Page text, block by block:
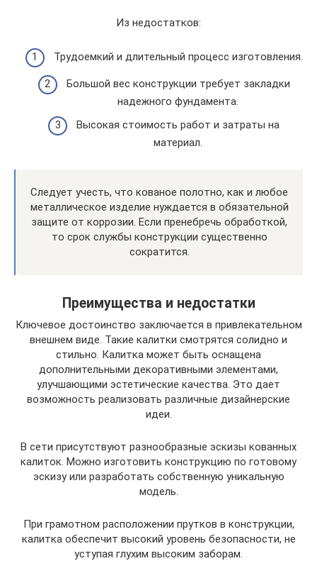
Из недостатков:
Трудоемкий и длительный процесс изготовления.
Большой вес конструкции требует закладки
надежного фундамента.
Высокая стоимость работ и затраты на
материал.
Следует учесть, что кованое полотно, как и любое
металлическое изделие нуждается в обязательной
защите от коррозии. Если пренебречь обработкой,
то срок службы конструкции существенно
сократится.
Преимущества и недостатки
Ключевое достоинство заключается в привлекательном
внешнем виде. Такие калитки смотрятся солидно и
стильно. Калитка может быть оснащена
дополнительными декоративными элементами,
улучшающими эстетические качества. Это дает
возможность реализовать различные дизайнерские
идеи.
В сети присутствуют разнообразные эскизы кованных
калиток. Можно изготовить конструкцию по готовому
эскизу или разработать собственную уникальную
модель.
При грамотном расположении прутков в конструкции,
калитка обеспечит высокий уровень безопасности, не
уступая глухим высоким заборам.